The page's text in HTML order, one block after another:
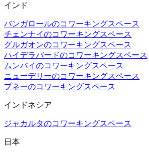
インド
バンガロールのコワーキングスペース
チェンナイのコワーキングスペース
グルガオンのコワーキングスペース
ハイデラバードのコワーキングスペース
ムンバイのコワーキングスペース
ニューデリーのコワーキングスペース
プネーのコワーキングスペース
インドネシア
ジャカルタのコワーキングスペース
日本